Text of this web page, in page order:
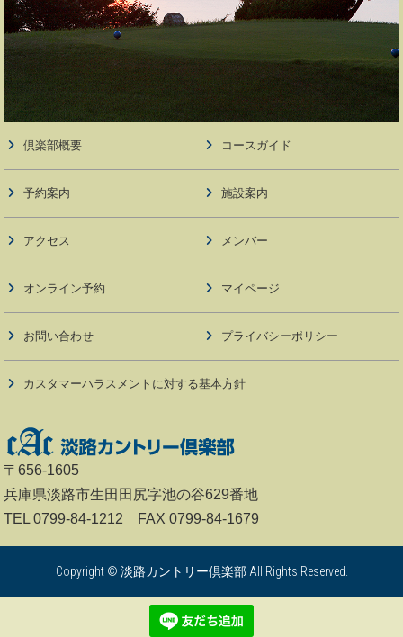
倶楽部概要 コースガイド
予約案内 施設案内
アクセス メンバー
オンライン予約 マイページ
お問い合わせ プライバシーポリシー
カスタマーハラスメントに対する基本方針
〒656-1605
兵庫県淡路市生田田尻字池の谷629番地
TEL 0799-84-1212 FAX 0799-84-1679
Copyright © 淡路カントリー倶楽部 All Rights Reserved.